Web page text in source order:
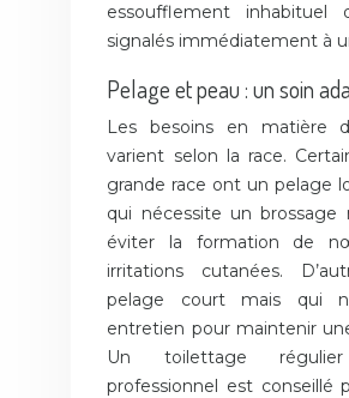
essoufflement inhabituel
signalés immédiatement à
Pelage et peau : un soin
Les besoins en matière
varient selon la race.
grande race ont un pelage
qui nécessite un brossage
éviter la formation de
irritations cutanées.
pelage court mais qui
entretien pour maintenir
Un toilettage
professionnel est conseillé